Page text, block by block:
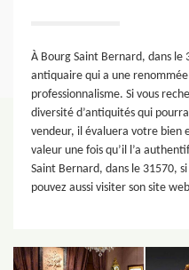
À Bourg Saint Bernard, dans
antiquaire qui a une
professionnalisme. Si vous
diversité d’antiquités qui
vendeur, il évaluera votre bien
valeur une fois qu’il l’a
Saint Bernard, dans le 31570,
pouvez aussi visiter son site